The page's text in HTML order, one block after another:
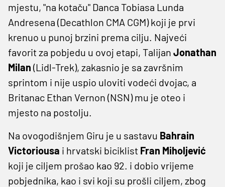
mjestu, "na kotaču" Danca Tobiasa Lunda
Andresena (Decathlon CMA CGM) koji je prvi
krenuo u punoj brzini prema cilju. Najveći
favorit za pobjedu u ovoj etapi, Talijan Jonathan
Milan (Lidl-Trek), zakasnio je sa završnim
sprintom i nije uspio uloviti vodeći dvojac, a
Britanac Ethan Vernon (NSN) mu je oteo i
mjesto na postolju.
Na ovogodišnjem Giru je u sastavu Bahrain
Victoriousa i hrvatski biciklist Fran Miholjević
koji je ciljem prošao kao 92. i dobio vrijeme
pobjednika, kao i svi koji su prošli ciljem, zbog